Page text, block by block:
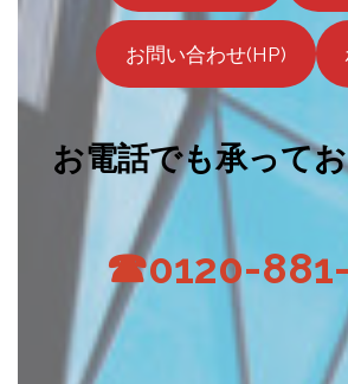
お問い合わせ(HP)
お電話でも承ってお
☎0120-